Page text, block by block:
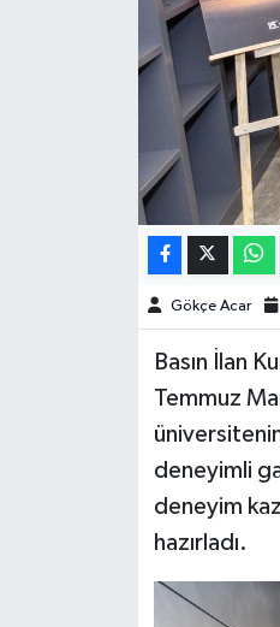
Gökçe Acar
Basın İlan
Temmuz
deneyimli
deneyim
hazırladı.
Hava Durumu
Kim kimdir?
Kültür Sanat
Yaşam-Çevre